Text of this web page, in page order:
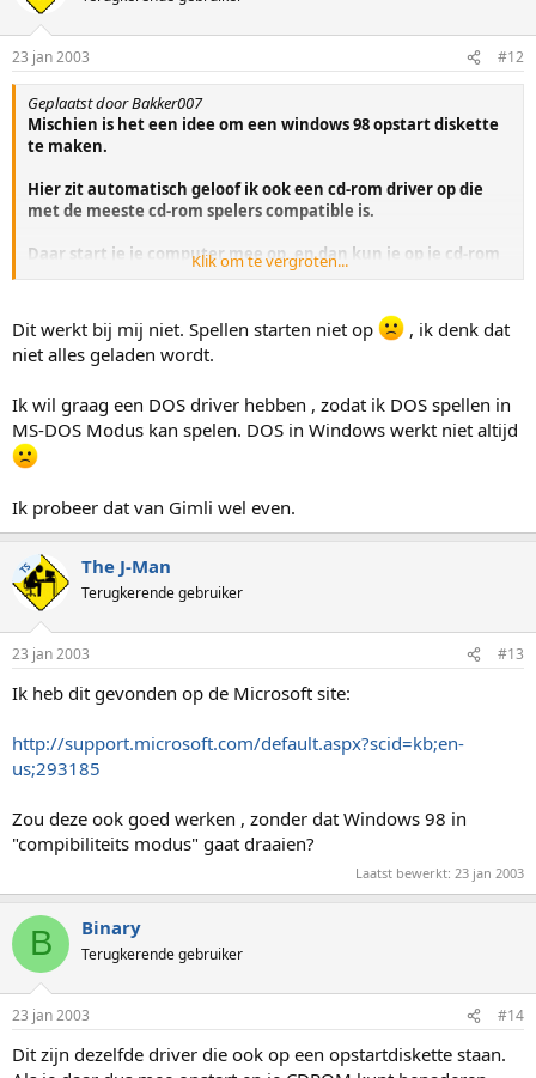
23 jan 2003 #12
Geplaatst door Bakker007
Mischien is het een idee om een windows 98 opstart diskette
te maken.
Hier zit automatisch geloof ik ook een cd-rom driver op die
met de meeste cd-rom spelers compatible is.
Daar start je je computer mee op. en dan kun je op je cd-rom
komen.
Klik om te vergroten...
Dit werkt bij mij niet. Spellen starten niet op
, ik denk dat
niet alles geladen wordt.
Ik wil graag een DOS driver hebben , zodat ik DOS spellen in
MS-DOS Modus kan spelen. DOS in Windows werkt niet altijd
Ik probeer dat van Gimli wel even.
TS The J-Man
Terugkerende gebruiker
23 jan 2003 #13
Ik heb dit gevonden op de Microsoft site:
http://support.microsoft.com/default.aspx?scid=kb;en-
us;293185
Zou deze ook goed werken , zonder dat Windows 98 in
"compibiliteits modus" gaat draaien?
Laatst bewerkt: 23 jan 2003
B Binary
Terugkerende gebruiker
23 jan 2003 #14
Dit zijn dezelfde driver die ook op een opstartdiskette staan.